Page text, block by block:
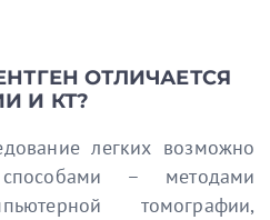
ОТЛИЧАЕТСЯ
И КТ?
легких возможно
– методами
томографии,